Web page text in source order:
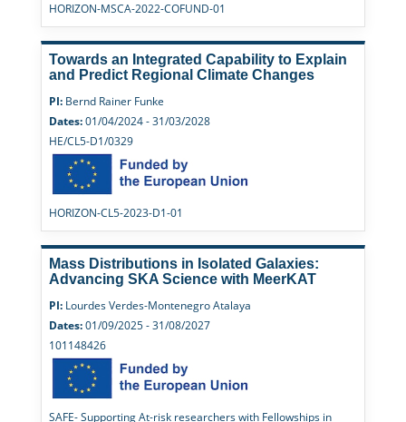
HORIZON-MSCA-2022-COFUND-01
Towards an Integrated Capability to Explain
and Predict Regional Climate Changes
PI:Bernd Rainer Funke
Dates:01/04/2024 - 31/03/2028
HE/CL5-D1/0329
HORIZON-CL5-2023-D1-01
Mass Distributions in Isolated Galaxies:
Advancing SKA Science with MeerKAT
PI:Lourdes Verdes-Montenegro Atalaya
Dates:01/09/2025 - 31/08/2027
101148426
SAFE- Supporting At-risk researchers with Fellowships in